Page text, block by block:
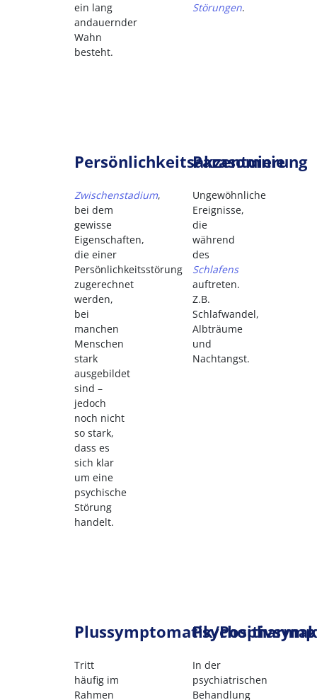
ein lang
andauernder
Wahn
besteht.
Störungen.
Persönlichkeitsakzentuierung
Zwischenstadium,
bei dem
gewisse
Eigenschaften,
die einer
Persönlichkeitsstörung
zugerechnet
werden,
bei
manchen
Menschen
stark
ausgebildet
sind –
jedoch
noch nicht
so stark,
dass es
sich klar
um eine
psychische
Störung
handelt.
Parasomnie
Ungewöhnliche
Ereignisse,
die
während
des
Schlafens
auftreten.
Z.B.
Schlafwandel,
Albträume
und
Nachtangst.
Plussymptomatik/
Tritt
häufig im
Rahmen
In der
psychiatrischen
Behandlung